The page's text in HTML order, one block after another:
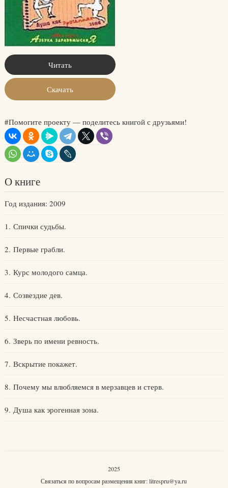
Читать
Скачать
#Помогите проекту — поделитесь книгой с друзьями!
О книге
Год издания: 2009
1. Спички судьбы.
2. Первые грабли.
3. Курс молодого самца.
4. Созвездие дев.
5. Несчастная любовь.
6. Зверь по имени ревность.
7. Вскрытие покажет.
8. Почему мы влюбляемся в мерзавцев и стерв.
9. Душа как эрогенная зона.
2025
Связаться по вопросам размещения книг:litrespru@ya.ru